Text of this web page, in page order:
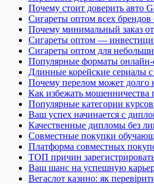
Почему стоит доверить авто
Сигареты оптом всех брендов
Почему минимальный заказ
Сигареты оптом —
Сигареты оптом для
Популярные форматы
Длинные корейские сериалы
Почему перелом может долго
Как избежать мошенничества
Популярные категории
Ваш успех начинается с
Качественные дипломы без
Совместные покупки
Платформа совместных
ТОП причин
Ваш шанс на успешную
Вегаслот казино: як